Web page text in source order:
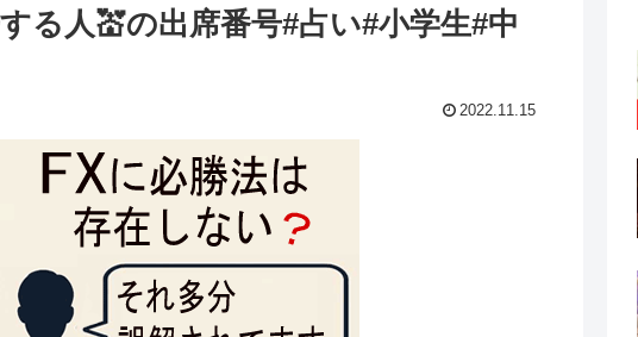
る人💒の出席番号#占い#小学生#中
2022.11.15